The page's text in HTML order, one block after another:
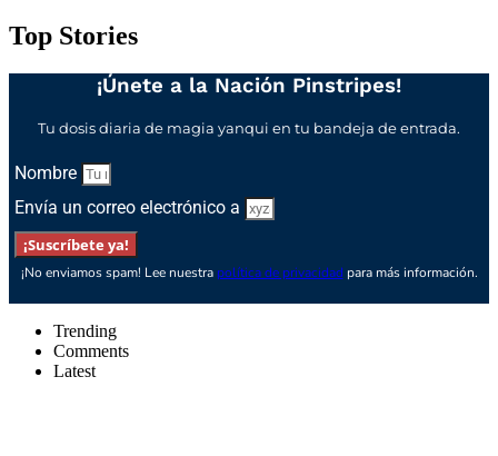
Top Stories
¡Únete a la Nación Pinstripes!
Tu dosis diaria de magia yanqui en tu bandeja de entrada.
Nombre
Envía un correo electrónico a
¡Suscríbete ya!
¡No enviamos spam! Lee nuestra política de privacidad para más información.
Trending
Comments
Latest